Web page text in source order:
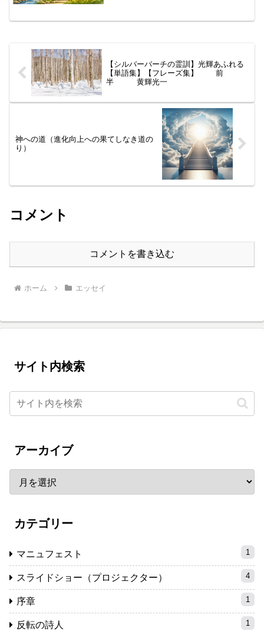
「なぜ」ですか、・・・日本...
【シルバーバーチの霊訓】光輝あふれる
【単語集】【フレーズ集】 前
半 黄輝光一
神への道（進化向上への果てしなき道の
り）
コメント
コメントを書き込む
ホーム エッセイ
サイト内検索
アーカイブ
カテゴリー
マニュフェスト 1
スライドショー（プロジェクター） 4
序章 1
反転の詩人 1